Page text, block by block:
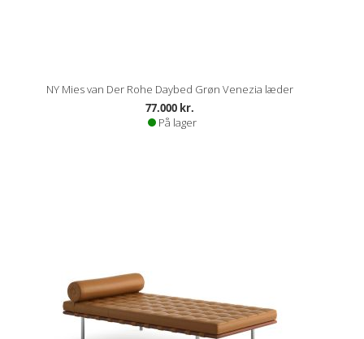
NY Mies van Der Rohe Daybed Grøn Venezia læder
77.000 kr.
På lager